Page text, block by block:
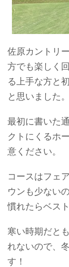
佐原カントリ
方でも楽しく
る上手な方と
と思いました。
最初に書いた
クトにくるホ
意ください。
コースはフェ
ウンも少ない
慣れたらベス
寒い時期だと
れないので、
す！